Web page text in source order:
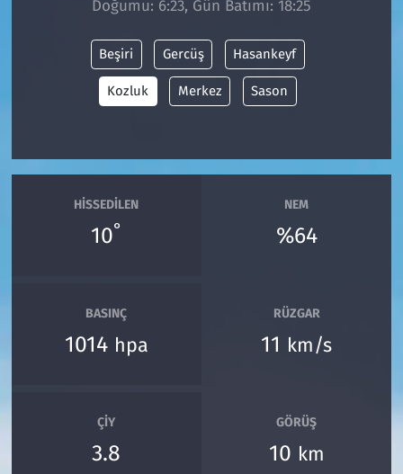
Doğumu: 6:23, Gün Batımı: 18:25
Beşiri Gercüş Hasankeyf
Kozluk Merkez Sason
HISSEDILEN
10°
NEM
%64
BASINÇ
1014 hpa
RÜZGAR
11 km/s
ÇIY
3.8
GÖRÜŞ
10 km
Siyaset
Tekirdağ